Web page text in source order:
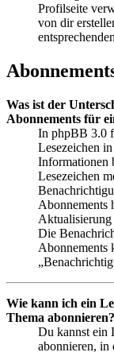
Profilseite
von dir
Was ist der
Abonnements für
In phpBB 3.0
Lesezeichen
Informationen
Lesezeichen
Abonnements
Aktualisierung
Die
Abonnements
Wie kann ich ein
Thema abonnieren?
Du kannst ein
abonnieren, in